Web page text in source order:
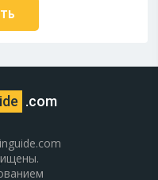
.com